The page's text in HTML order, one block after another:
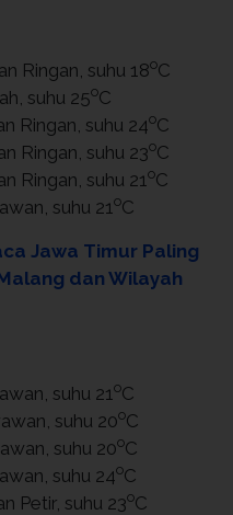
Ringan, suhu 18oC
suhu 25oC
Ringan, suhu 24oC
Ringan, suhu 23oC
Ringan, suhu 21 oC
suhu 21 oC
Jawa Timur Paling
dan Wilayah
suhu 21 oC
suhu 20oC
suhu 20oC
suhu 24oC
Petir, suhu 23oC